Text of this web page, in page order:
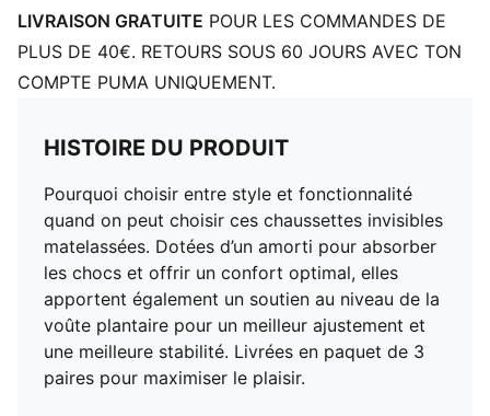
LIVRAISON GRATUITE POUR LES COMMANDES DE
PLUS DE 40€. RETOURS SOUS 60 JOURS AVEC TON
COMPTE PUMA UNIQUEMENT.
HISTOIRE DU PRODUIT
Pourquoi choisir entre style et fonctionnalité
quand on peut choisir ces chaussettes invisibles
matelassées. Dotées d’un amorti pour absorber
les chocs et offrir un confort optimal, elles
apportent également un soutien au niveau de la
voûte plantaire pour un meilleur ajustement et
une meilleure stabilité. Livrées en paquet de 3
paires pour maximiser le plaisir.